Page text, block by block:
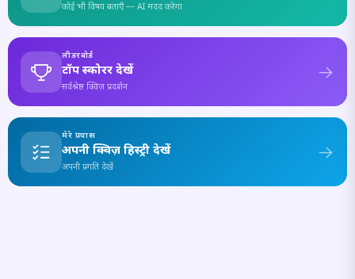
कोई भी विषय बताएँ — AI मदद करेगा
लीडरबोर्ड
टॉप स्कोरर देखें
सर्वश्रेष्ठ क्विज़ प्रदर्शन
मेरे प्रयास
अपनी क्विज़ हिस्ट्री देखें
अपनी प्रगति देखें